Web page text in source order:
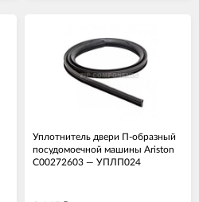
Уплотнитель двери П-образный
посудомоечной машины Ariston
C00272603 — УПЛП024